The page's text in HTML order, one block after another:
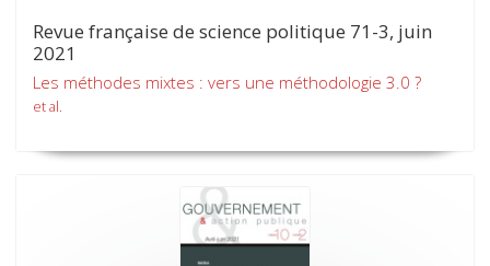
Revue française de science politique 71-3, juin
2021
Les méthodes mixtes : vers une méthodologie 3.0 ?
et al.